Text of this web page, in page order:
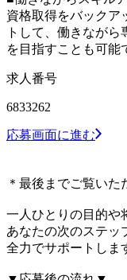
資格取得をバックア
トして、働きなが
を目指すことも可能
求人番号
6833262
応募画面に進む
＊最後までご覧いた
一人ひとりの目的や
あなたの次のステッ
全力でサポートし